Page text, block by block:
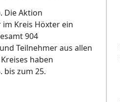
Die Aktion
im Kreis Höxter ein
904
Teilnehmer aus allen
haben
bis zum 25.